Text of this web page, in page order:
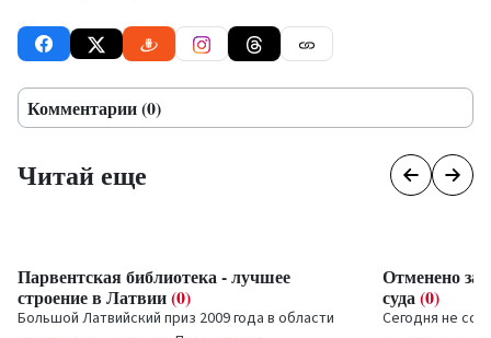
Комментарии (0)
Читай еще
Парвентская библиотека - лучшее
строение в Латвии(0)
Большой Латвийский приз 2009 года в области
Отменено
суда(0)
Сегодня не